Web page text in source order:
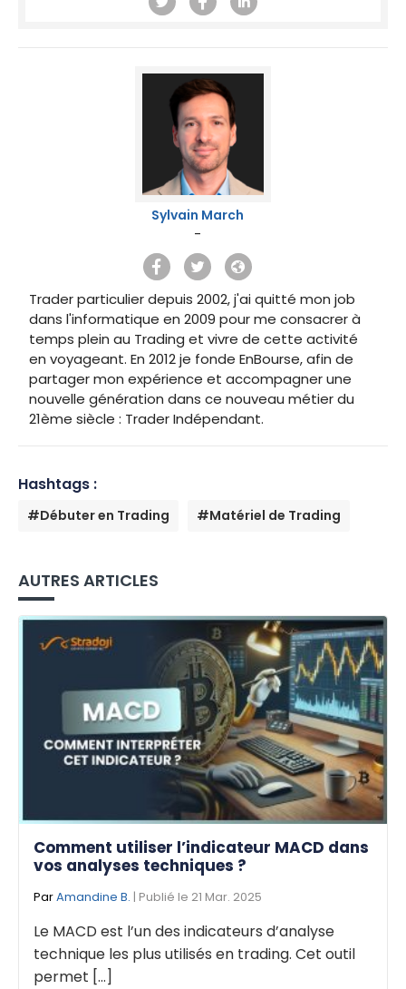
Sylvain March
-
Trader particulier depuis 2002, j'ai quitté mon job
dans l'informatique en 2009 pour me consacrer à
temps plein au Trading et vivre de cette activité
en voyageant. En 2012 je fonde EnBourse, afin de
partager mon expérience et accompagner une
nouvelle génération dans ce nouveau métier du
21ème siècle : Trader Indépendant.
Hashtags :
#Débuter en Trading #Matériel de Trading
AUTRES ARTICLES
Comment utiliser l’indicateur MACD dans
vos analyses techniques ?
ParAmandine B. | Publié le 21 Mar. 2025
Le MACD est l’un des indicateurs d’analyse
technique les plus utilisés en trading. Cet outil
permet [...]